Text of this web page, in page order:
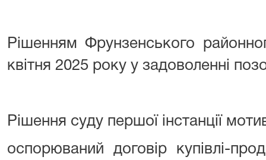
Рішенням Фрунзенського
квітня 2025 року у задоволенні
Рішення суду першої інстанції
оспорюваний договір купівлі-